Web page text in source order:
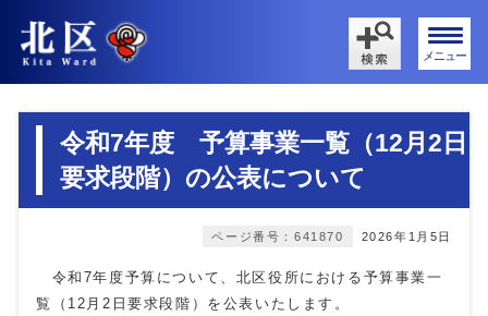
メニュー
令和7年度 予算事業一覧（12月2日
要求段階）の公表について
2026年1月5日
ページ番号：641870
令和7年度予算について、北区役所における予算事業一
覧（12月2日要求段階）を公表いたします。